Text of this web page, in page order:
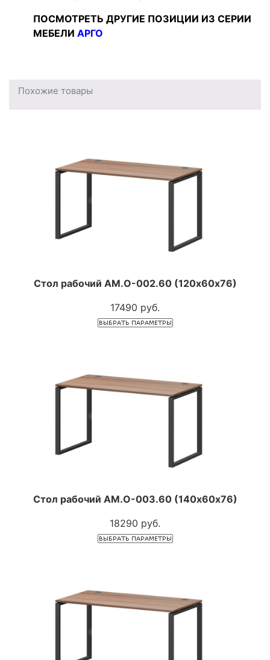
ПОСМОТРЕТЬ ДРУГИЕ ПОЗИЦИИ ИЗ СЕРИИ
МЕБЕЛИ АРГО
Похожие товары
Стол рабочий АМ.О-002.60 (120х60х76)
17490 руб.
Стол рабочий АМ.О-003.60 (140х60х76)
18290 руб.